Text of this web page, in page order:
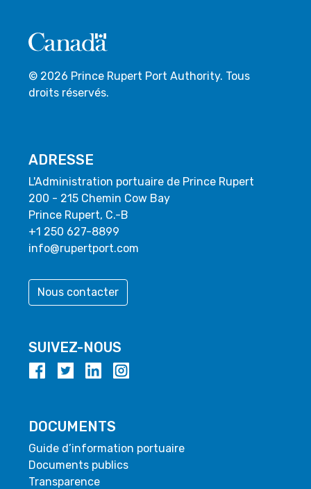
© 2026 Prince Rupert Port Authority. Tous
droits réservés.
ADRESSE
L'Administration portuaire de Prince Rupert
200 - 215 Chemin Cow Bay
Prince Rupert, C.-B
+1 250 627-8899
info@rupertport.com
Nous contacter
SUIVEZ-NOUS
DOCUMENTS
Guide d’information portuaire
Documents publics
Transparence